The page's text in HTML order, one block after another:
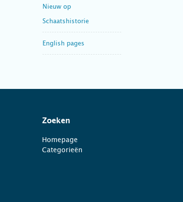
Nieuw op
Schaatshistorie
English pages
Zoeken
Homepage
Categorieën